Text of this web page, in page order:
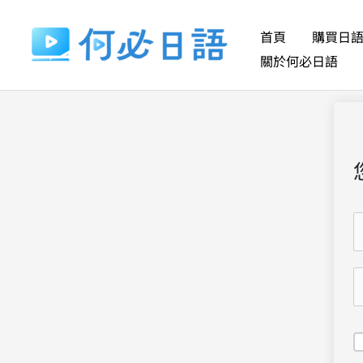
要
首頁 購買日
關於何必日語